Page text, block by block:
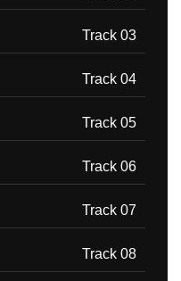
Track 03
Track 04
Track 05
Track 06
Track 07
Track 08